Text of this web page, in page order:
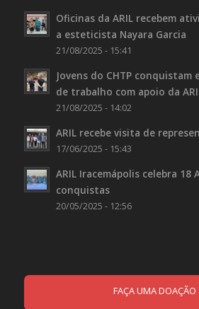
Oficinas da ARIL recebem
a esteticista Nayara Garcia
21/08/2025 - 15:41
Jovens do CHTP conquistam
de trabalho com apoio da
21/08/2025 - 14:02
ARIL recebe visita de
17/06/2025 - 15:43
ARIL Iracemápolis celebra 18
conquistas
20/05/2025 - 12:56
FAÇA UMA DOAÇÃO